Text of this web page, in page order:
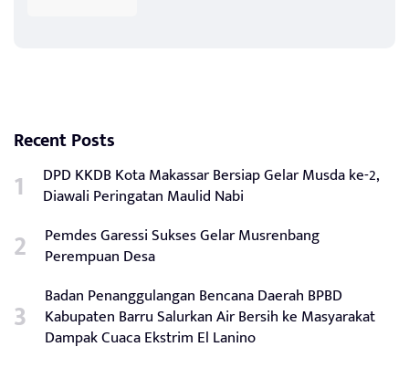
Recent Posts
DPD KKDB Kota Makassar Bersiap Gelar Musda ke-2,
Diawali Peringatan Maulid Nabi
Pemdes Garessi Sukses Gelar Musrenbang
Perempuan Desa
Badan Penanggulangan Bencana Daerah BPBD
Kabupaten Barru Salurkan Air Bersih ke Masyarakat
Dampak Cuaca Ekstrim El Lanino